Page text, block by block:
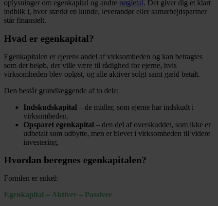
oplysninger om egenkapital og andre nøgletal. Det giver dig et klart
indblik i, hvor stærkt en kunde, leverandør eller samarbejdspartner
står finansielt.
Hvad er egenkapital?
Egenkapitalen er ejerens andel af virksomheden og kan betragtes
som det beløb, der ville være til rådighed for ejerne, hvis
virksomheden blev opløst, og alle aktiver solgt samt gæld betalt.
Den består grundlæggende af to dele:
Indskudskapital – de midler, som ejerne har indskudt i
virksomheden.
Opsparet egenkapital – den del af overskuddet, som ikke er
udbetalt som udbytte, men er blevet i virksomheden til videre
investering.
Hvordan beregnes egenkapitalen?
Formlen er enkel:
Egenkapital = Aktiver – Passiver